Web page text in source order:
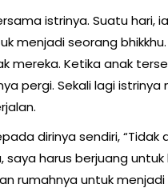
istrinya. Suatu hari,
menjadi seorang
mereka. Ketika anak
pergi. Sekali lagi
dirinya sendiri,
saya harus berjuang
rumahnya untuk menjadi